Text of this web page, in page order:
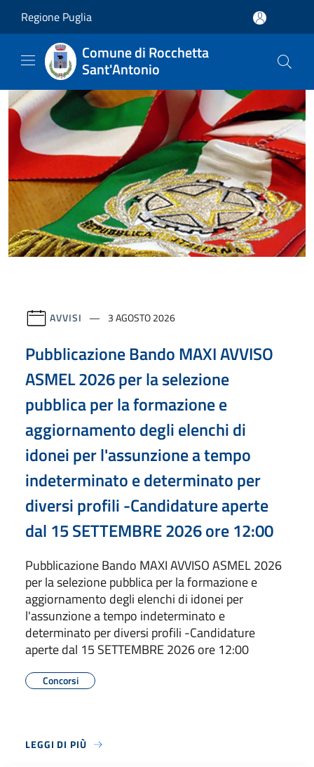
Regione Puglia
Comune di Rocchetta
Sant'Antonio
AVVISI 3 AGOSTO 2026
Pubblicazione Bando MAXI AVVISO
ASMEL 2026 per la selezione
pubblica per la formazione e
aggiornamento degli elenchi di
idonei per l'assunzione a tempo
indeterminato e determinato per
diversi profili -Candidature aperte
dal 15 SETTEMBRE 2026 ore 12:00
Pubblicazione Bando MAXI AVVISO ASMEL 2026
per la selezione pubblica per la formazione e
aggiornamento degli elenchi di idonei per
l'assunzione a tempo indeterminato e
determinato per diversi profili -Candidature
aperte dal 15 SETTEMBRE 2026 ore 12:00
Concorsi
LEGGI DI PIÙ